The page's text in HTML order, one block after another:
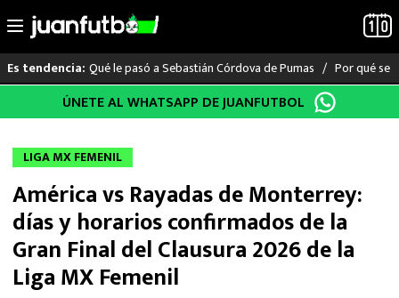
al
Es tendencia: Qué le pasó a Sebastián Córdova de Pumas Por qué se
LO ÚLTIMO
LIGA MX
RAYADOS
PUMAS
ATLANTE
ÚNETE AL WHATSAPP DE JUANFUTBOL
LIGA MX FEMENIL
América vs Rayadas de Monterrey:
días y horarios confirmados de la
Gran Final del Clausura 2026 de la
Liga MX Femenil